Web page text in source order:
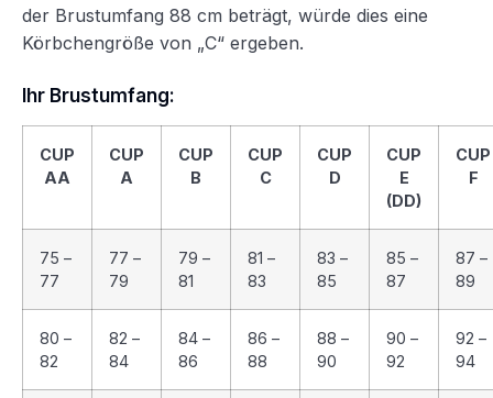
der Brustumfang 88 cm beträgt, würde dies eine
Körbchengröße von „C“ ergeben.
Ihr Brustumfang:
CUP
AA
CUP
A
CUP
B
CUP
C
CUP
D
CUP
E
(DD)
CUP
F
75 –
77
77 –
79
79 –
81
81 –
83
83 –
85
85 –
87
87 –
89
80 –
82
82 –
84
84 –
86
86 –
88
88 –
90
90 –
92
92 –
94